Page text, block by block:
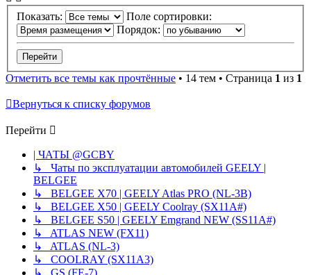
Показать:
Поле сортировки:
Порядок:
Отметить все темы как прочтённые • 14 тем • Страница 1 из 1
Вернуться к списку форумов
Перейти
| ЧАТЫ @GCBY
↳ Чаты по эксплуатации автомобилей GEELY |
BELGEE
↳ BELGEE X70 | GEELY Atlas PRO (NL-3B)
↳ BELGEE X50 | GEELY Coolray (SX11A#)
↳ BELGEE S50 | GEELY Emgrand NEW (SS11A#)
↳ ATLAS NEW (FX11)
↳ ATLAS (NL-3)
↳ COOLRAY (SX11A3)
↳ GS (FE-7)